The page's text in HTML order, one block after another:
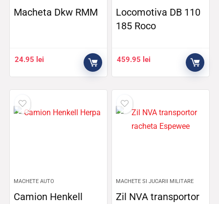
Macheta Dkw RMM
24.95 lei
Locomotiva DB 110
185 Roco
459.95 lei
MACHETE AUTO
Camion Henkell
MACHETE SI JUCARII MILITARE
Zil NVA transportor